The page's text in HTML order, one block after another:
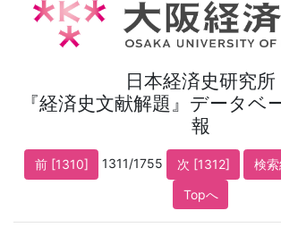
日本経済史研究所
『経済史文献解題』データベ
報
前 [1310] 1311/1755 次 [1312]
検
Topへ